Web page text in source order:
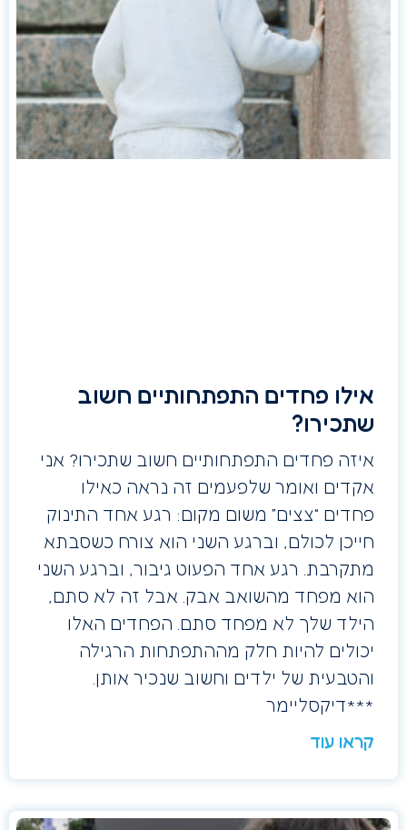
אילו פחדים התפתחותיים חשוב
שתכירו?
איזה פחדים התפתחותיים חשוב שתכירו? אני
אקדים ואומר שלפעמים זה נראה כאילו
פחדים “צצים” משום מקום: רגע אחד התינוק
חייכן לכולם, וברגע השני הוא צורח כשסבתא
מתקרבת. רגע אחד הפעוט גיבור, וברגע השני
הוא מפחד מהשואב אבק. אבל זה לא סתם,
הילד שלך לא מפחד סתם. הפחדים האלו
יכולים להיות חלק מההתפתחות הרגילה
והטבעית של ילדים וחשוב שנכיר אותן.
***דיקסליימר
קראו עוד